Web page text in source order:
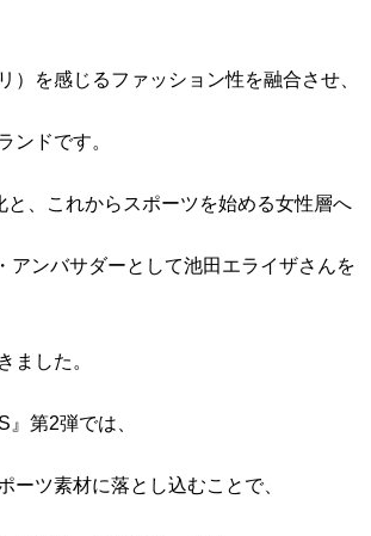
を感じるファッション性を融合させ、
ンドです。
、これからスポーツを始める女性層へ
ンバサダーとして池田エライザさんを
ました。
第2弾では、
ツ素材に落とし込むことで、